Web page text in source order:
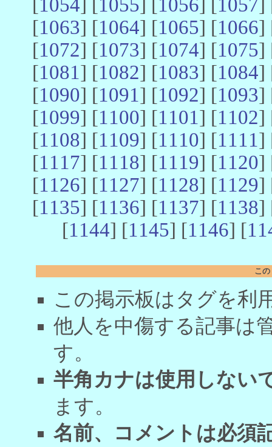
[1054] [1055] [1056] [1057]
[1063] [1064] [1065] [1066]
[1072] [1073] [1074] [1075]
[1081] [1082] [1083] [1084]
[1090] [1091] [1092] [1093]
[1099] [1100] [1101] [1102]
[1108] [1109] [1110] [1111]
[1117] [1118] [1119] [1120]
[1126] [1127] [1128] [1129]
[1135] [1136] [1137] [1138]
[1144] [1145] [1146] [
こ
この掲示板はタグを利
他人を中傷する記事は
す。
半角カナは使用しない
ます。
名前、コメントは必須